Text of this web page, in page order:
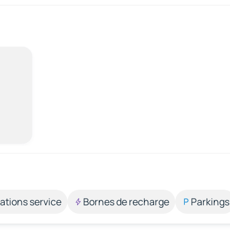
service Bornes de recharge Parkings